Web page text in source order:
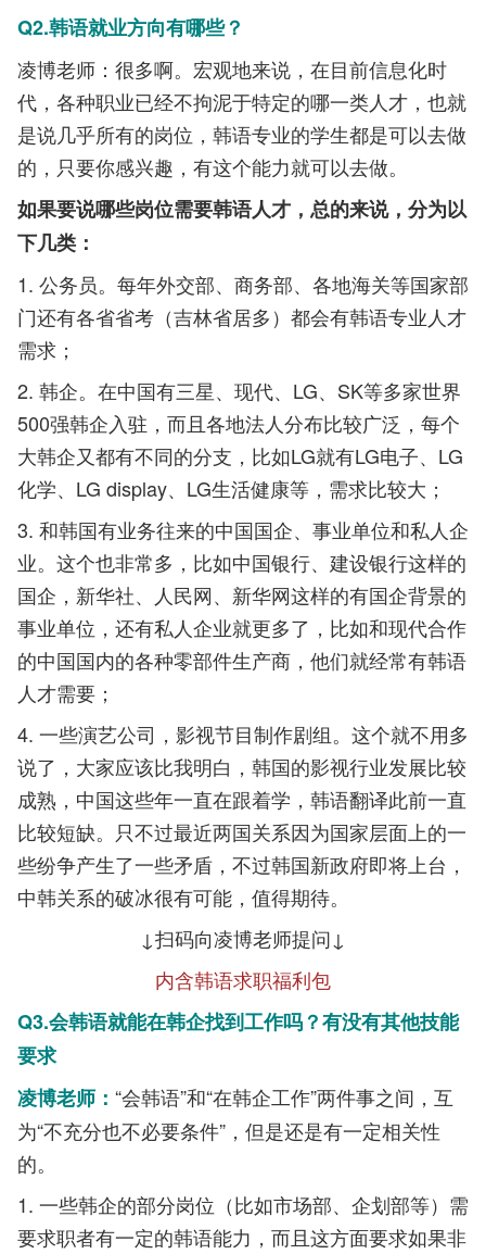
Q2.韩语就业方向有哪些？
凌博老师：很多啊。宏观地来说，在目前信息化时
代，各种职业已经不拘泥于特定的哪一类人才，也就
是说几乎所有的岗位，韩语专业的学生都是可以去做
的，只要你感兴趣，有这个能力就可以去做。
如果要说哪些岗位需要韩语人才，总的来说，分为以
下几类：
1. 公务员。每年外交部、商务部、各地海关等国家部
门还有各省省考（吉林省居多）都会有韩语专业人才
需求；
2. 韩企。在中国有三星、现代、LG、SK等多家世界
500强韩企入驻，而且各地法人分布比较广泛，每个
大韩企又都有不同的分支，比如LG就有LG电子、LG
化学、LG display、LG生活健康等，需求比较大；
3. 和韩国有业务往来的中国国企、事业单位和私人企
业。这个也非常多，比如中国银行、建设银行这样的
国企，新华社、人民网、新华网这样的有国企背景的
事业单位，还有私人企业就更多了，比如和现代合作
的中国国内的各种零部件生产商，他们就经常有韩语
人才需要；
4. 一些演艺公司，影视节目制作剧组。这个就不用多
说了，大家应该比我明白，韩国的影视行业发展比较
成熟，中国这些年一直在跟着学，韩语翻译此前一直
比较短缺。只不过最近两国关系因为国家层面上的一
些纷争产生了一些矛盾，不过韩国新政府即将上台，
中韩关系的破冰很有可能，值得期待。
↓扫码向凌博老师提问↓
内含韩语求职福利包
Q3.会韩语就能在韩企找到工作吗？有没有其他技能
要求
凌博老师： “会韩语”和“在韩企工作”两件事之间，互
为“不充分也不必要条件”，但是还是有一定相关性
的。
1. 一些韩企的部分岗位（比如市场部、企划部等）需
要求职者有一定的韩语能力，而且这方面要求如果非